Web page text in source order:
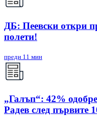
ДБ: Пеевски откри
полети!
преди 11 мин
„Галъп“: 42%
Радев след първите